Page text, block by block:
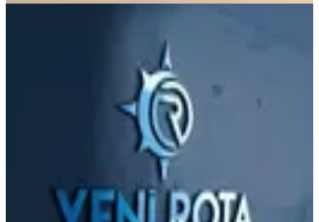
Onikişubat, Yamaçtepe Mahallesi
55 m²·7. Kat·03.08.2026
2.300.000 ₺
YENİ ROTA İNŞAAT EMLAK Taner B